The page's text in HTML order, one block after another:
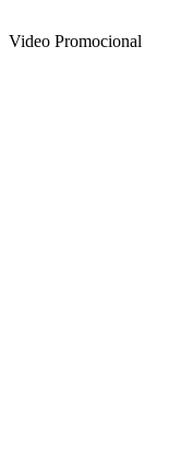
Video Promocional